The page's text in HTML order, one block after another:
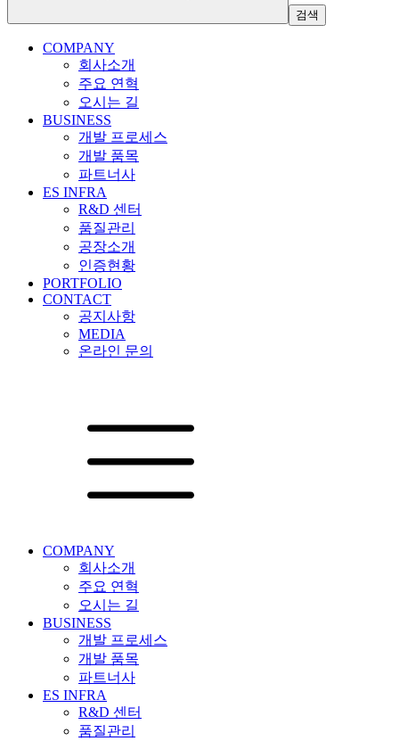
COMPANY
회사소개
주요 연혁
오시는 길
BUSINESS
개발 프로세스
개발 품목
파트너사
ES INFRA
R&D 센터
품질관리
공장소개
인증현황
PORTFOLIO
CONTACT
공지사항
MEDIA
온라인 문의
COMPANY
회사소개
주요 연혁
오시는 길
BUSINESS
개발 프로세스
개발 품목
파트너사
ES INFRA
R&D 센터
품질관리